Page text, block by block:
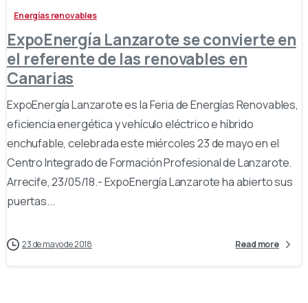
Energías renovables
ExpoEnergía Lanzarote se convierte en
el referente de las renovables en
Canarias
ExpoEnergía Lanzarote es la Feria de Energías Renovables,
eficiencia energética y vehículo eléctrico e híbrido
enchufable, celebrada este miércoles 23 de mayo en el
Centro Integrado de Formación Profesional de Lanzarote.
Arrecife, 23/05/18.- ExpoEnergía Lanzarote ha abierto sus
puertas...
23 de mayo de 2018 Read more